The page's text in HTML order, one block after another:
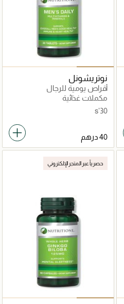
نوتريشونل
أقراص يومية للرجال
مكملات غذائية
30's
حصرياً عبر المتجر الإلكتروني